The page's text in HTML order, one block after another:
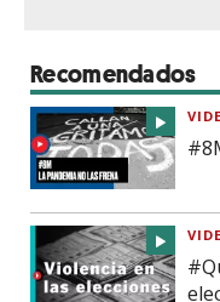
Recomendados